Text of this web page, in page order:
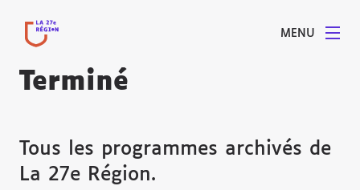
MENU
Terminé
Tous les programmes archivés de
La 27e Région.